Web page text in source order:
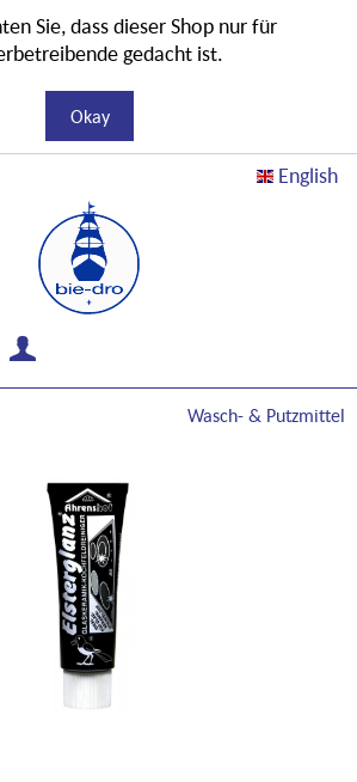
English
Wasch- & Putzmittel
Sie, dass dieser Shop nur für
gedacht ist.
Okay